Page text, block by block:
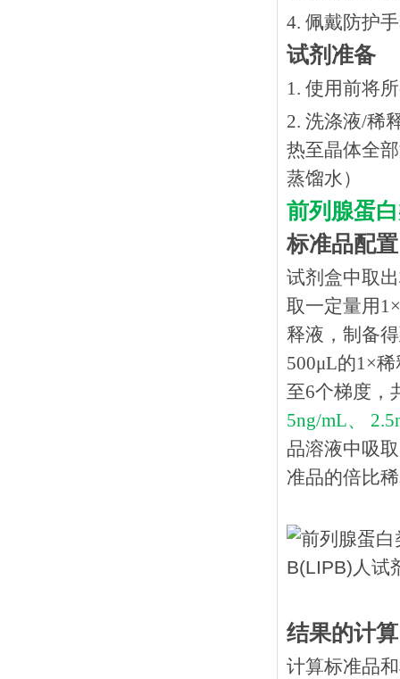
4. 佩戴防护
试剂准备
1. 使用前将
2. 洗涤液/稀
热⾄晶体全
蒸馏水）
前列腺蛋
标准品配置
试剂盒中取
取一定量用
释液，制备
500μL的1×
至6个梯度，
5ng/mL、
品溶液中吸
准品的倍比
结果的计算
计算标准品